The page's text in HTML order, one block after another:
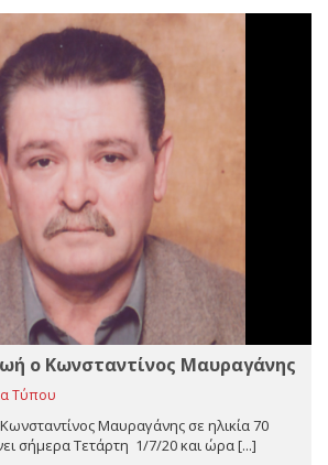
ο Κωνσταντίνος Μαυραγάνης
Τύπου
Μαυραγάνης σε ηλικία 70
σήμερα Τετάρτη 1/7/20 και ώρα [...]